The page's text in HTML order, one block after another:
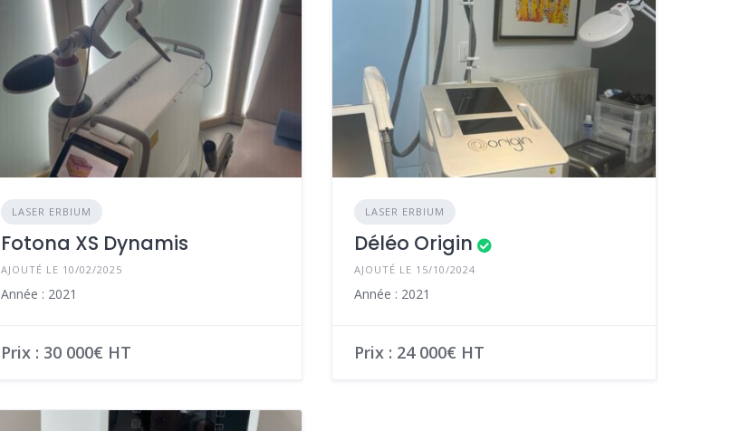
LASER ERBIUM
Fotona XS Dynamis
AJOUTÉ LE 10/02/2025
Année : 2021
Prix : 30 000€ HT
LASER ERBIUM
Déléo Origin
AJOUTÉ LE 15/10/2024
Année : 2021
Prix : 24 000€ HT